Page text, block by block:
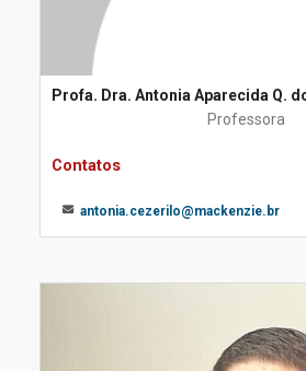
Profa. Dra. Antonia Aparecida Q.
Professora
Contatos
antonia.cezerilo@mackenzie.br